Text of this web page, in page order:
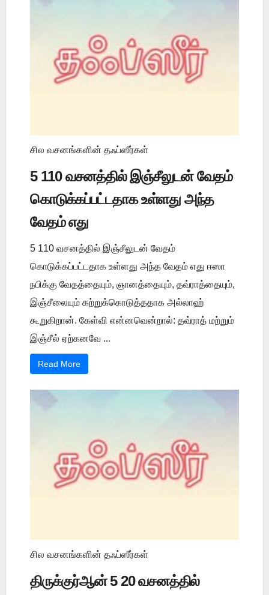
சில வசனங்களின் தஃப்ஸீர்கள்
5 110 வசனத்தில் இஞ்சீலுடன் வேதம்
கொடுக்கப்பட்டதாக உள்ளது அந்த
வேதம் எது
5 110 வசனத்தில் இஞ்சீலுடன் வேதம்
கொடுக்கப்பட்டதாக உள்ளது அந்த வேதம் எது ஈஸா
நபிக்கு வேதத்தையும், ஞானத்தையும், தவ்ராத்தையும்,
இஞ்சீலையும் கற்றுக்கொடுத்ததாக அல்லாஹ்
கூறுகிறான். கேள்வி என்னவென்றால்: தவ்ராத் மற்றும்
இஞ்சீல் ஏற்கனவே ...
Read More
சில வசனங்களின் தஃப்ஸீர்கள்
திருக்குர்ஆன் 5 20 வசனத்தில்